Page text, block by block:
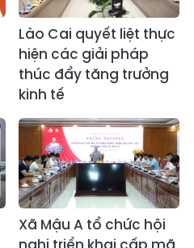
Lào Cai quyết liệt thực
hiện các giải pháp
thúc đẩy tăng trưởng
kinh tế
Xã Mậu A tổ chức hội